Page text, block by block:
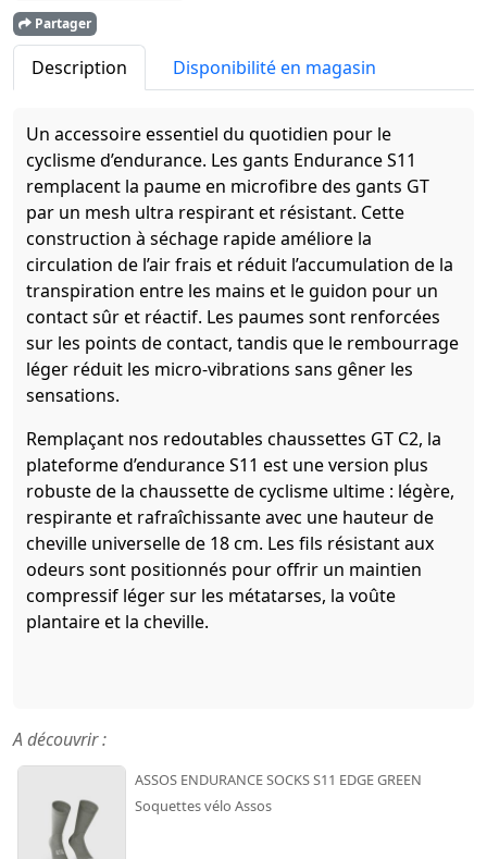
Partager
Description Disponibilité en magasin
Un accessoire essentiel du quotidien pour le
cyclisme d’endurance. Les gants Endurance S11
remplacent la paume en microfibre des gants GT
par un mesh ultra respirant et résistant. Cette
construction à séchage rapide améliore la
circulation de l’air frais et réduit l’accumulation de la
transpiration entre les mains et le guidon pour un
contact sûr et réactif. Les paumes sont renforcées
sur les points de contact, tandis que le rembourrage
léger réduit les micro-vibrations sans gêner les
sensations.
Remplaçant nos redoutables chaussettes GT C2, la
plateforme d’endurance S11 est une version plus
robuste de la chaussette de cyclisme ultime : légère,
respirante et rafraîchissante avec une hauteur de
cheville universelle de 18 cm. Les fils résistant aux
odeurs sont positionnés pour offrir un maintien
compressif léger sur les métatarses, la voûte
plantaire et la cheville.
A découvrir :
ASSOS ENDURANCE SOCKS S11 EDGE GREEN
Soquettes vélo Assos